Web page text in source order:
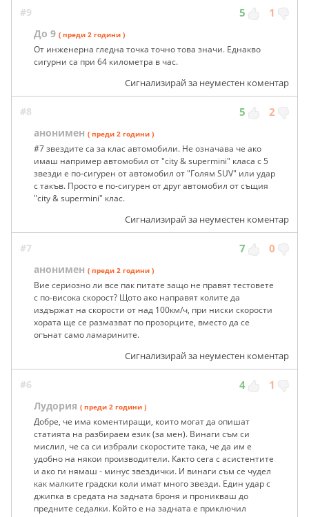
#9 5 1
До 9 ( преди 2 години )
От инженерна гледна точка точно това значи. Еднакво
сигурни са при 64 километра в час.
Сигнализирай за неуместен коментар
#8 5 2
анонимен ( преди 2 години )
#7 звездите са за клас автомобили. Не означава че ако
имаш например автомобил от "city & supermini" класа с 5
звезди е по-сигурен от автомобил от "Голям SUV" или удар
с такъв. Просто е по-сигурен от друг автомобил от същия
"city & supermini" клас.
Сигнализирай за неуместен коментар
#7 7 0
анонимен ( преди 2 години )
Вие сериозно ли все пак питате защо не правят тестовете
с по-висока скорост? Щото ако направят колите да
издържат на скорости от над 100км/ч, при ниски скорости
хората ще се размазват по прозорците, вместо да се
огънат само ламарините.
Сигнализирай за неуместен коментар
#6 4 1
Лудория ( преди 2 години )
Добре, че има коментиращи, които могат да опишат
статията на разбираем език (за мен). Винаги съм си
мислил, че са си избрали скоростите така, че да им е
удобно на някои производители. Както сега с асистентите
и ако ги нямаш - минус звездички. И винаги съм се чудел
как малките градски коли имат много звезди. Един удар с
джипка в средата на задната броня и проникваш до
предните седалки. Който е на задната е приключил